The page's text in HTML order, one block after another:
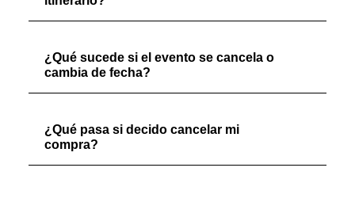
¿Qué sucede si el evento se cancela o
cambia de fecha?
¿Qué pasa si decido cancelar mi
compra?